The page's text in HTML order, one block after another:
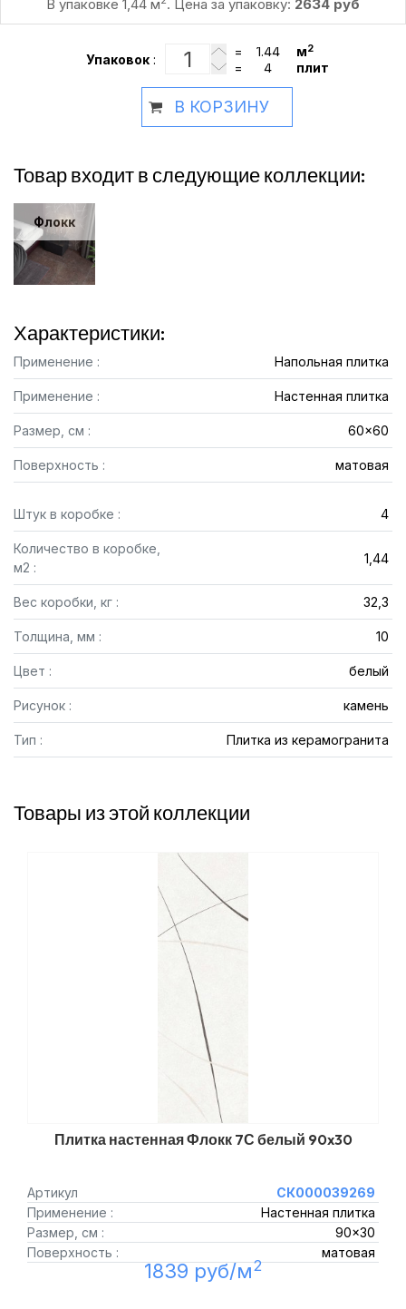
В упаковке 1,44 м . Цена за упаковку: 2634 руб
Упаковок :
= м2
= плит
В КОРЗИНУ
Товар входит в следующие коллекции:
Флокк
Характеристики:
Применение : Напольная плитка
Применение : Настенная плитка
Размер, см : 60x60
Поверхность : матовая
Штук в коробке : 4
Количество в коробке,
м2 :
1,44
Вес коробки, кг : 32,3
Толщина, мм : 10
Цвет : белый
Рисунок : камень
Тип : Плитка из керамогранита
Товары из этой коллекции
Плитка настенная Флокк 7С белый 90x30
Артикул
СК000039269
Применение :
Настенная плитка
Размер, см :
90x30
Поверхность :
матовая
1839 руб/м2